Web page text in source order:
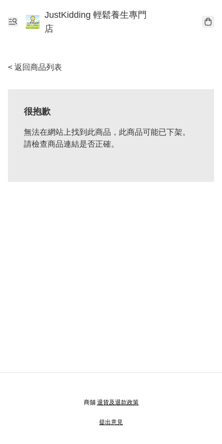
JustKidding 輕鬆養生專門
店
< 返回商品列表
很抱歉
無法在網站上找到此商品，此商品可能已下架。
請檢查商品連結是否正確。
商舖 退貨及退款政策
提出意見